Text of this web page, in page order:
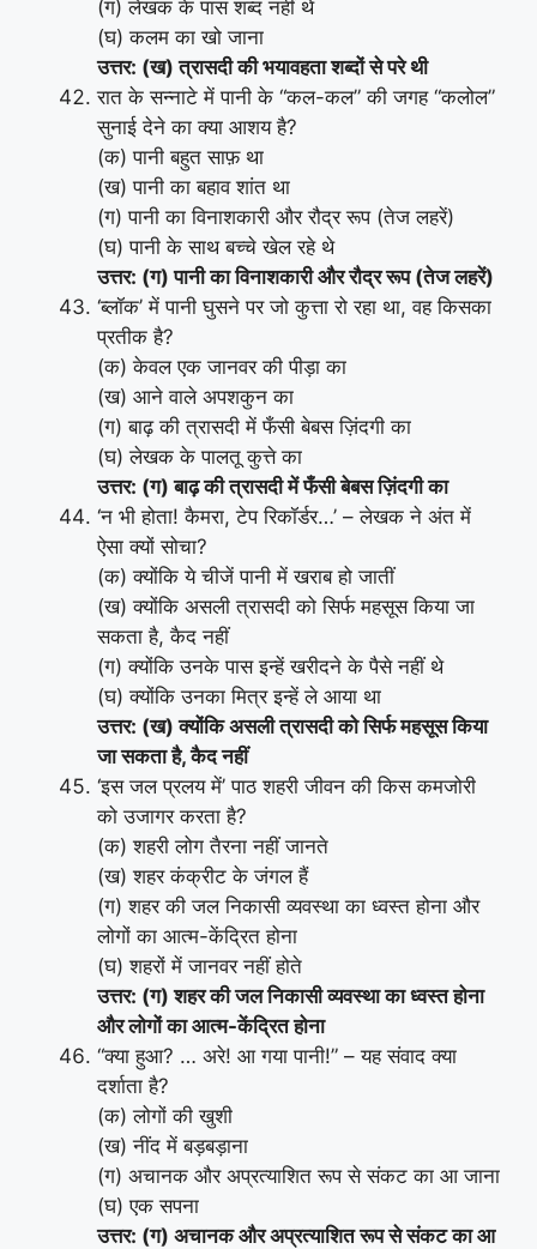
(ग) लेखक के पास शब्द नहीं थे
(घ) कलम का खो जाना
उत्तर: (ख) त्रासदी की भयावहता शब्दों से परे थी
रात के सन्नाटे में पानी के “कल-कल” की जगह “कलोल”
सुनाई देने का क्या आशय है?
(क) पानी बहुत साफ़ था
(ख) पानी का बहाव शांत था
(ग) पानी का विनाशकारी और रौद्र रूप (तेज लहरें)
(घ) पानी के साथ बच्चे खेल रहे थे
उत्तर: (ग) पानी का विनाशकारी और रौद्र रूप (तेज लहरें)
‘ब्लॉक’ में पानी घुसने पर जो कुत्ता रो रहा था, वह किसका
प्रतीक है?
(क) केवल एक जानवर की पीड़ा का
(ख) आने वाले अपशकुन का
(ग) बाढ़ की त्रासदी में फँसी बेबस ज़िंदगी का
(घ) लेखक के पालतू कुत्ते का
उत्तर: (ग) बाढ़ की त्रासदी में फँसी बेबस ज़िंदगी का
‘न भी होता! कैमरा, टेप रिकॉर्डर…’ – लेखक ने अंत में
ऐसा क्यों सोचा?
(क) क्योंकि ये चीजें पानी में खराब हो जातीं
(ख) क्योंकि असली त्रासदी को सिर्फ महसूस किया जा
सकता है, कैद नहीं
(ग) क्योंकि उनके पास इन्हें खरीदने के पैसे नहीं थे
(घ) क्योंकि उनका मित्र इन्हें ले आया था
उत्तर: (ख) क्योंकि असली त्रासदी को सिर्फ महसूस किया
जा सकता है, कैद नहीं
‘इस जल प्रलय में’ पाठ शहरी जीवन की किस कमजोरी
को उजागर करता है?
(क) शहरी लोग तैरना नहीं जानते
(ख) शहर कंक्रीट के जंगल हैं
(ग) शहर की जल निकासी व्यवस्था का ध्वस्त होना और
लोगों का आत्म-केंद्रित होना
(घ) शहरों में जानवर नहीं होते
उत्तर: (ग) शहर की जल निकासी व्यवस्था का ध्वस्त होना
और लोगों का आत्म-केंद्रित होना
“क्या हुआ? … अरे! आ गया पानी!” – यह संवाद क्या
दर्शाता है?
(क) लोगों की खुशी
(ख) नींद में बड़बड़ाना
(ग) अचानक और अप्रत्याशित रूप से संकट का आ जाना
(घ) एक सपना
उत्तर: (ग) अचानक और अप्रत्याशित रूप से संकट का आ